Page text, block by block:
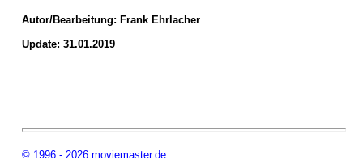
Autor/Bearbeitung: Frank Ehrlacher
Update: 31.01.2019
© 1996 - 2026 moviemaster.de